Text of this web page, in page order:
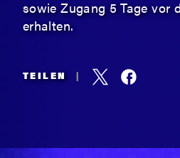
sowie Zugang 5 Tage vor
erhalten.
TEILEN